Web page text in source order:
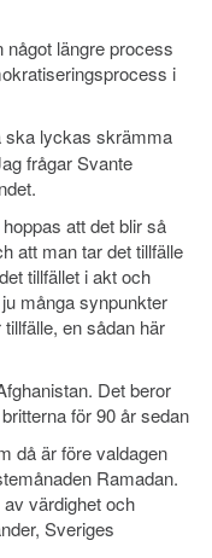
längre process
i
ska lyckas skrämma
frågar Svante
att det blir så
att man tar det tillfälle
tillfället i akt och
många synpunkter
en sådan här
Det beror
för 90 år sedan
då är före valdagen
Ramadan.
värdighet och
Sveriges